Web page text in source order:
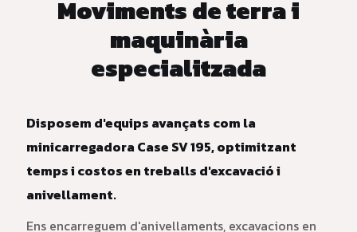
Moviments de terra i
maquinària
especialitzada
Disposem d'equips avançats com la
minicarregadora Case SV 195, optimitzant
temps i costos en treballs d'excavació i
anivellament.
Ens encarreguem d'anivellaments, excavacions en